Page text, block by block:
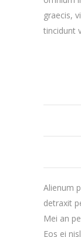
graecis,
tincidunt
Alienum
detraxit
Mei an
Eos ei